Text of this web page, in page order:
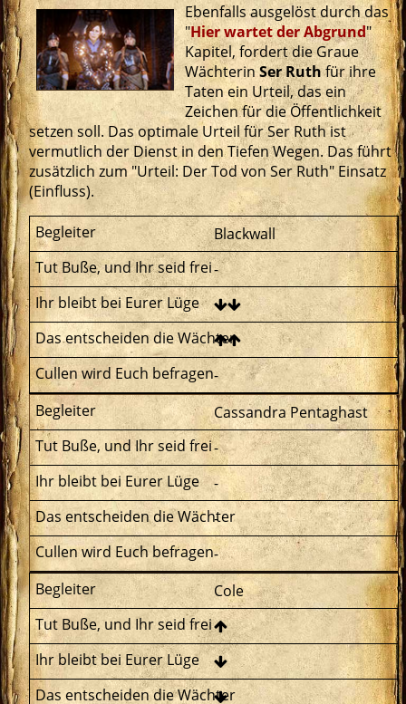
Ebenfalls ausgelöst durch das
"Hier wartet der Abgrund"
Kapitel, fordert die Graue
WächterinSer Ruthfür ihre
Taten ein Urteil, das ein
Zeichen für die Öffentlichkeit
setzen soll. Das optimale Urteil für Ser Ruth ist
vermutlich der Dienst in den Tiefen Wegen. Das führt
zusätzlich zum "Urteil: Der Tod von Ser Ruth" Einsatz
(Einfluss).
Blackwall
-
-
Cassandra Pentaghast
-
-
-
-
Cole